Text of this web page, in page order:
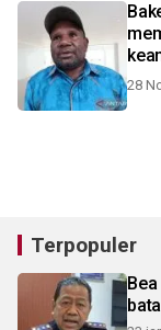
28
Terpopuler